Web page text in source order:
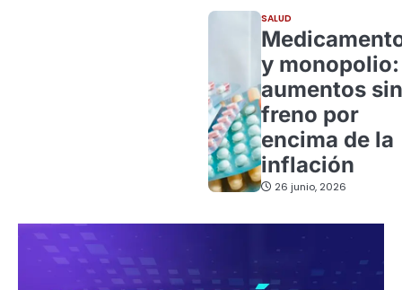
SALUD
y monopolio:
aumentos sin
freno por
encima de la
inflación
26 junio, 2026